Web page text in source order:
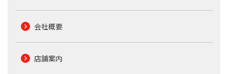
会社概要
店舗案内